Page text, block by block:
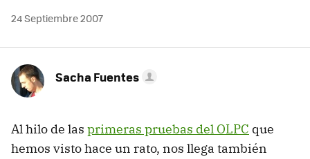
24 Septiembre 2007
Sacha Fuentes
Al hilo de las primeras pruebas del OLPC que
hemos visto hace un rato, nos llega también